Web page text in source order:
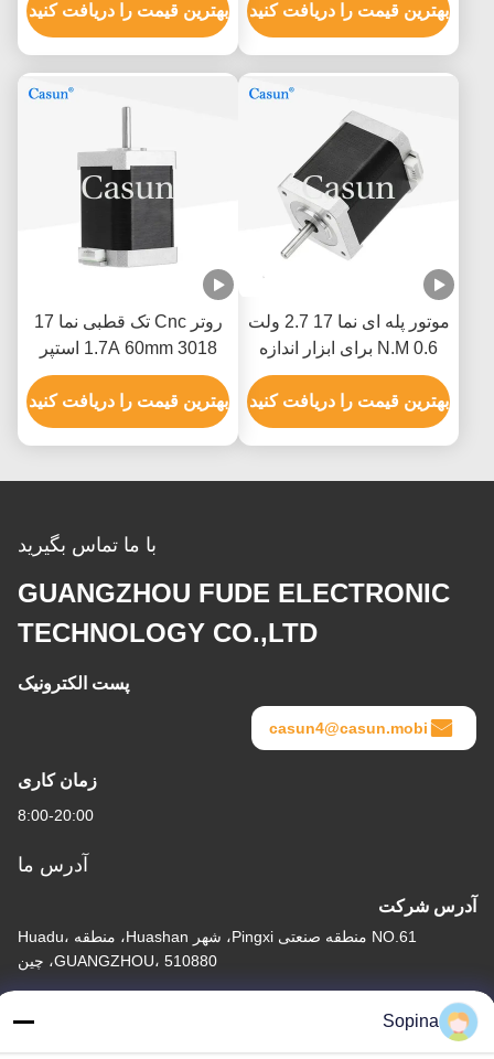
بهترین قیمت را دریافت کنید
Degree
بهترین قیمت را دریافت کنید
موتور پله ای نما 17 2.7 ولت
0.6 N.M برای ابزار اندازه
گیری XYZ
بهترین قیمت را دریافت کنید
روتر Cnc تک قطبی نما 17
1.7A 60mm 3018 استپر
موتور Cnc
بهترین قیمت را دریافت کنید
با ما تماس بگیرید
GUANGZHOU FUDE ELECTRONIC
TECHNOLOGY CO.,LTD
پست الکترونیک
casun4@casun.mobi
زمان کاری
8:00-20:00
آدرس ما
آدرس شرکت
NO.61 منطقه صنعتی Pingxi، شهر Huashan، منطقه Huadu،
GUANGZHOU، 510880، چین
آدرس کارخانه
Sopina